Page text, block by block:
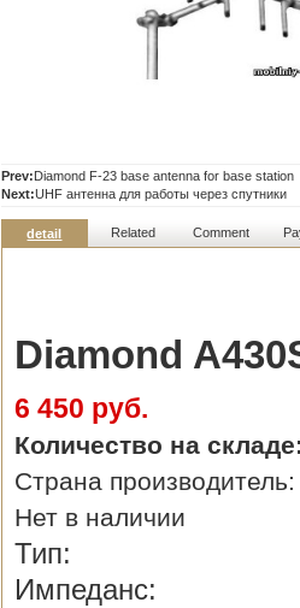
Prev:Diamond F-23 base antenna for base station
Next:UHF антенна для работы через спутники
detail Related Comment
Diamond
6 450 руб.
Количество на
Страна
Нет в наличии
Тип: